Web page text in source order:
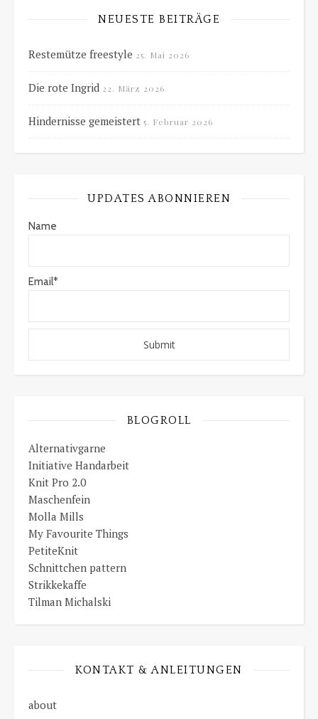
NEUESTE BEITRÄGE
Restemütze freestyle 25. Mai 2026
Die rote Ingrid 22. März 2026
Hindernisse gemeistert 5. Februar 2026
UPDATES ABONNIEREN
Name
Email*
BLOGROLL
Alternativgarne
Initiative Handarbeit
Knit Pro 2.0
Maschenfein
Molla Mills
My Favourite Things
PetiteKnit
Schnittchen pattern
Strikkekaffe
Tilman Michalski
KONTAKT & ANLEITUNGEN
about